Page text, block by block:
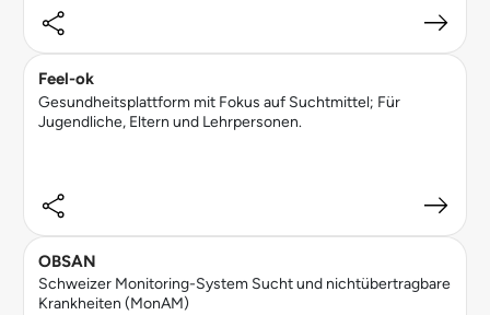
Feel-ok
Gesundheitsplattform mit Fokus auf Suchtmittel; Für
Jugendliche, Eltern und Lehrpersonen.
OBSAN
Schweizer Monitoring-System Sucht und nichtübertragbare
Krankheiten (MonAM)